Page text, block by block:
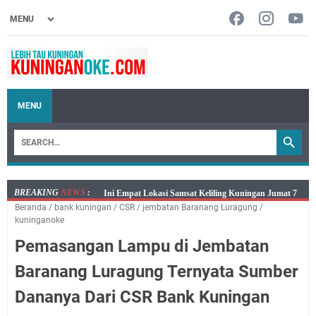
MENU
BREAKING NEWS :
Jumat 7 Agustus 2026 Mobil SIM Keliling Ada di
Kecamatan Sindangagung
Dicabut Dari Hidupmu, Kamu Akan Tetap Berjalan
Kelaparan Meskipun Memiliki Sekarung Penuh Uang
Salat Lima Waktu itu Bukan Cuma Kewajiban, Tapi
juga Tempat Beristirahat yang Paling Menenangkan, Ini
Beranda / bank kuningan / CSR / jembatan Baranang Luragung /
kuninganoke
Pemasangan Lampu di Jembatan
Baranang Luragung Ternyata Sumber
Dananya Dari CSR Bank Kuningan